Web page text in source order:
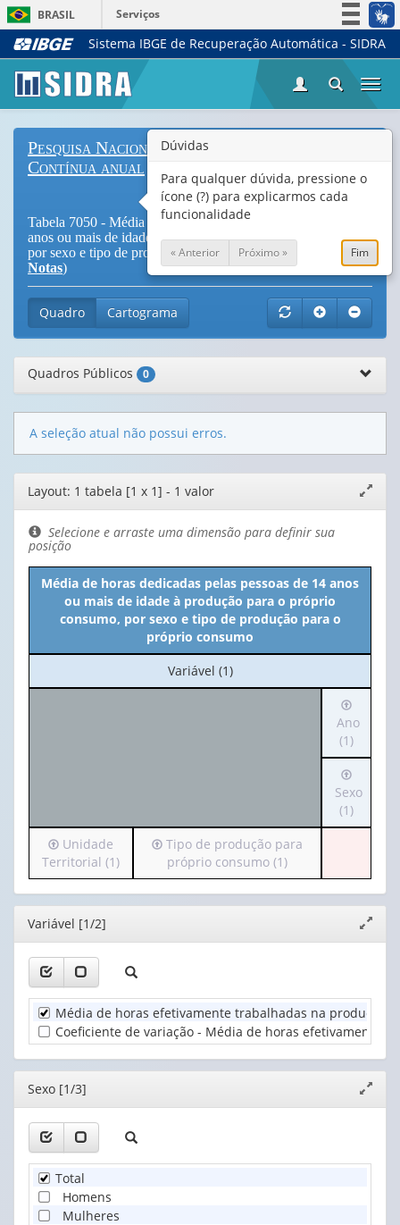
BRASIL
Serviços
Simplifique!
Acesso à informação
Sistema IBGE de Recuperação Automática - SIDRA
Pesquisa Nacional por Amostra de Domicílios
Contínua anual
Tabela 7050 - Média de horas dedicadas pelas pessoas de 14
anos ou mais de idade à produção para o próprio consumo,
por sexo e tipo de produção para o próprio consumo (
Vide
Notas)
Quadro Cartograma
Quadros Públicos 0
A seleção atual não possui erros.
Editor
de
layout
janela
Layout: 1 tabela [1 x 1] - 1 valor
Selecione e arraste uma dimensão para definir sua
posição
Média de horas dedicadas pelas pessoas de 14 anos
ou mais de idade à produção para o próprio
consumo, por sexo e tipo de produção para o
próprio consumo
No
cabeçalho:
Variável (1)
Irá
para
o
cabeçalho
(possui
apenas
1
valor):
(1)
Ano
(1)
Irá
para
o
cabeçalho
1
valor):
Sexo
Sexo
(1)
Irá
para
o
cabeçalho
(possui
apenas
valor):
Unidade
Territorial
(1)
Unidade
Territorial (1)
Irá
para
o
cabeçalho
Tipo
de
produção
para
próprio
(1)
Tipo de produção para
próprio consumo (1)
Editor
janela
Variável [1/2]
Média de horas efetivamente trabalhadas na produção
Coeficiente de variação - Média de horas efetivamente
Editor
janela
Sexo [1/3]
Total
Homens
Mulheres
Dúvidas
Para qualquer dúvida, pressione o
ícone (?) para explicarmos cada
funcionalidade
« Anterior Próximo » Fim